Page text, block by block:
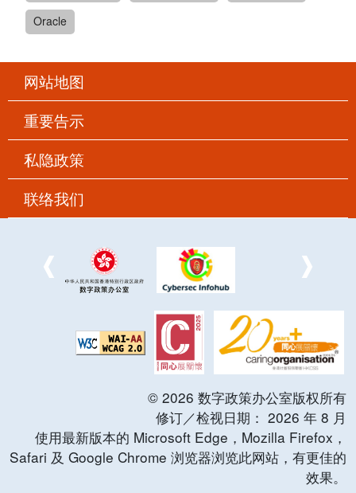
Oracle
网站地图
重要告示
私隐政策
联络我们
© 2026 数字政策办公室版权所有
修订／检视日期： 2026 年 8 月
使用最新版本的 Microsoft Edge，Mozilla Firefox，
Safari 及 Google Chrome 浏览器浏览此网站，有更佳的
效果。